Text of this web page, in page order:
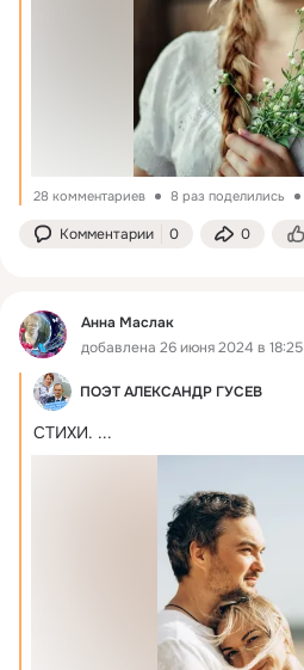
28 комментариев 8 раз поделились
Комментарии 0 0
Анна Маслак
добавлена 26 июня 2024 в 18:25
ПОЭТ АЛЕКСАНДР ГУСЕВ
СТИХИ. ...